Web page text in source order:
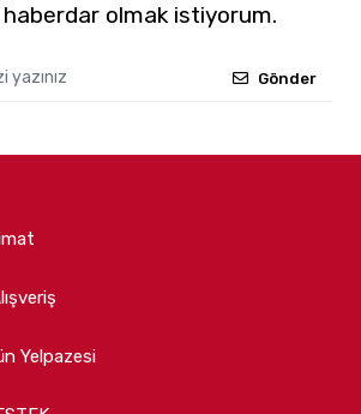
olmak istiyorum.
Gönder
Yelpazesi